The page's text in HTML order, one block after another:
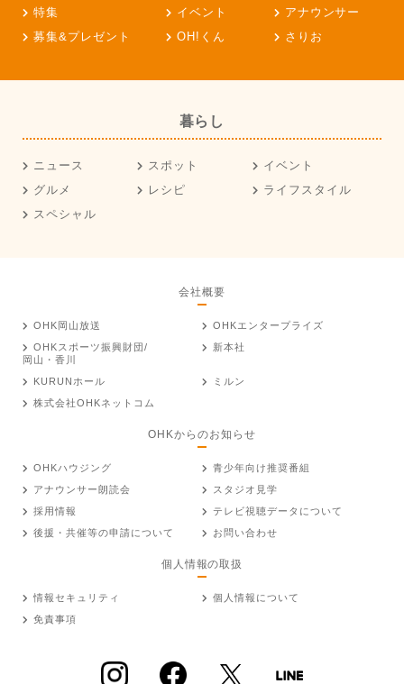
特集
イベント
アナウンサー
募集&プレゼント
OH!くん さりお
暮らし
ニュース スポット
イベント
グルメ
レシピ
ライフスタイル
スペシャル
会社概要
OHK岡山放送
OHKエンタープライズ
OHKスポーツ振興財団/
岡山・香川
新本社
KURUNホール
ミルン
株式会社OHKネットコム
OHKからのお知らせ
OHKハウジング
青少年向け推奨番組
アナウンサー朗読会
スタジオ見学
採用情報
テレビ視聴データについて
後援・共催等の申請について
お問い合わせ
個人情報の取扱
情報セキュリティ
個人情報について
免責事項